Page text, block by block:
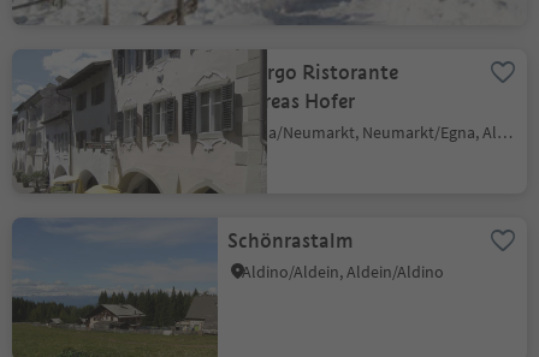
Albergo Ristorante
Andreas Hofer
Egna/Neumarkt, Neumarkt/Egna, Alto Adige Wine Road
Schönrastalm
Aldino/Aldein, Aldein/Aldino